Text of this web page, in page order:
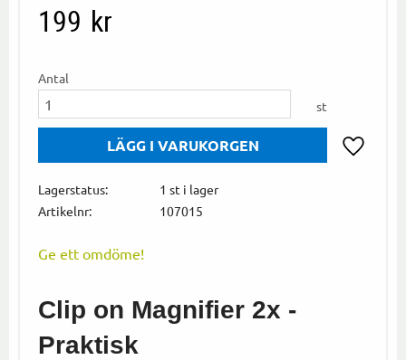
199 kr
Antal
st
Lagerstatus
1 st i lager
Artikelnr
107015
Ge ett omdöme!
Clip on Magnifier 2x -
Praktisk